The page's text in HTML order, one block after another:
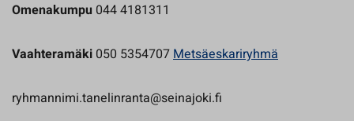
Omenakumpu 044 4181311
Vaahteramäki 050 5354707Metsäeskariryhmä
ryhmannimi.tanelinranta@seinajoki.fi